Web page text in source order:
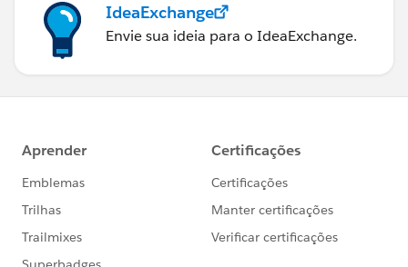
IdeaExchange
Envie sua ideia para o IdeaExchange.